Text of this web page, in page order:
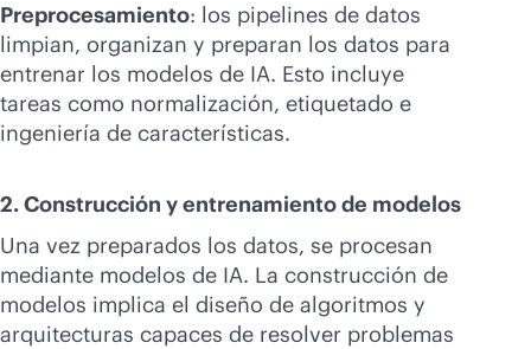
Preprocesamiento: los pipelines de datos
limpian, organizan y preparan los datos para
entrenar los modelos de IA. Esto incluye
tareas como normalización, etiquetado e
ingeniería de características.
2. Construcción y entrenamiento de modelos
Una vez preparados los datos, se procesan
mediante modelos de IA. La construcción de
modelos implica el diseño de algoritmos y
arquitecturas capaces de resolver problemas